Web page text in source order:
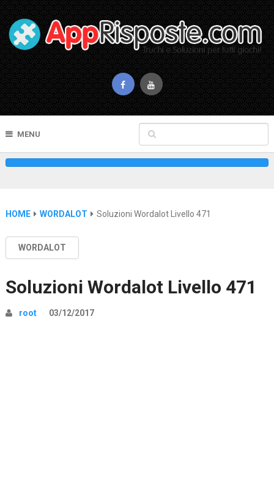
MENU
HOME WORDALOT Soluzioni Wordalot Livello 471
WORDALOT
Soluzioni Wordalot Livello 471
root 03/12/2017